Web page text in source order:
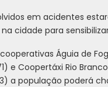
em acidentes
cidade para
Águia de
e Coopertáxi Rio
a população poderá